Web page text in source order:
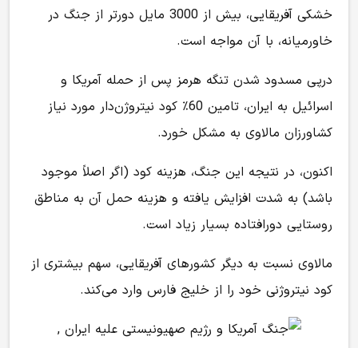
خشکی آفریقایی، بیش از 3000 مایل دورتر از جنگ در
خاورمیانه، با آن مواجه است.
درپی مسدود شدن تنگه هرمز پس از حمله آمریکا و
اسرائیل به ایران، تامین 60٪ کود نیتروژن‌دار مورد نیاز
کشاورزان مالاوی به مشکل خورد.
اکنون، در نتیجه این جنگ، هزینه کود (اگر اصلاً موجود
باشد) به شدت افزایش یافته و هزینه حمل آن به مناطق
روستایی دورافتاده بسیار زیاد است.
مالاوی نسبت به دیگر کشورهای آفریقایی، سهم بیشتری از
کود نیتروژنی خود را از خلیج فارس وارد می‌کند.